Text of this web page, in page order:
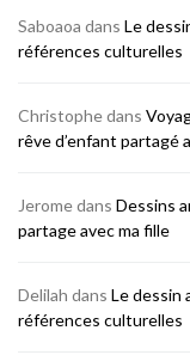
Saboaoa dans Le
références culturelles
Christophedans
rêve d’enfant partagé
Jeromedans Dessins
partage avec ma fille
Delilah dans Le dessin
références culturelles